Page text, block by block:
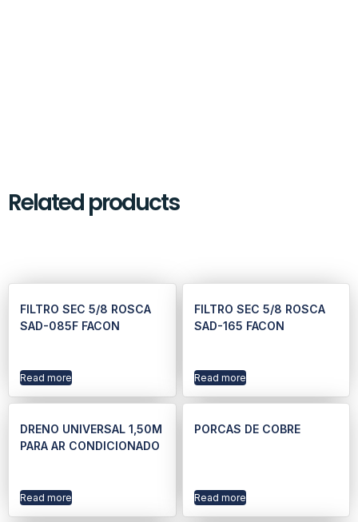
Related products
FILTRO SEC 5/8 ROSCA
SAD-085F FACON
Read more
FILTRO SEC 5/8 ROSCA
SAD-165 FACON
Read more
DRENO UNIVERSAL 1,50M
PARA AR CONDICIONADO
Read more
PORCAS DE COBRE
Read more